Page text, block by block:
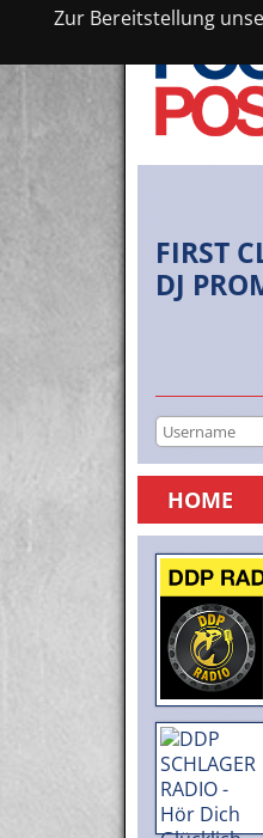
Zur Bereitstellung
FIRST
DJ
HOME